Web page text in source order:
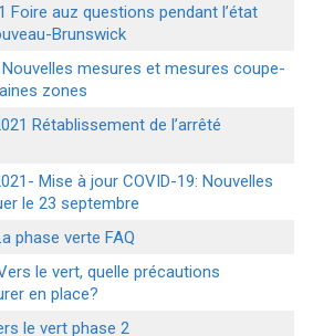
Foire auz questions pendant l’état
Brunswick
mesures et mesures coupe-
zones
Rétablissement de l’arrêté
Mise à jour COVID-19: Nouvelles
le 23 septembre
phase verte FAQ
le vert, quelle précautions
en place?
le vert phase 2